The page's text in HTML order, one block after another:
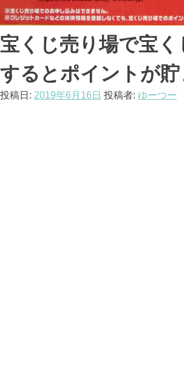
宝くじ売り場で宝く
するとポイントが貯
投稿日: 2019年6月16日 投稿者: ゆーつー